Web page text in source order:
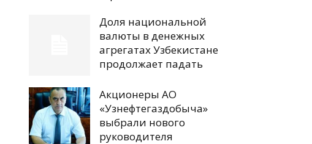
Доля национальной
валюты в денежных
агрегатах Узбекистане
продолжает падать
Акционеры АО
«Узнефтегаздобыча»
выбрали нового
руководителя